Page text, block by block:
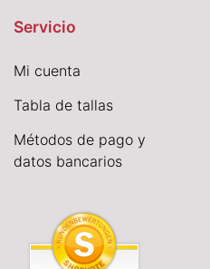
Servicio
Mi cuenta
Tabla de tallas
Métodos de pago y
datos bancarios